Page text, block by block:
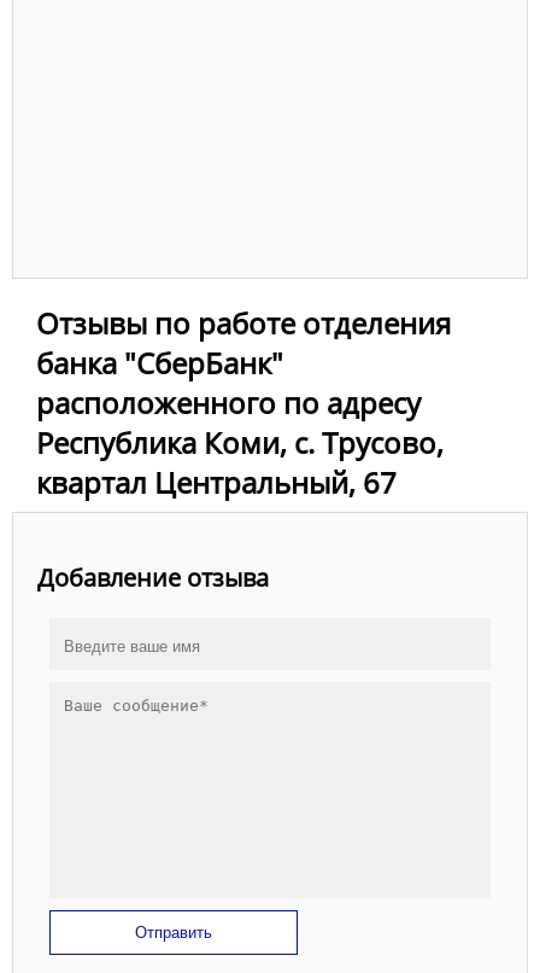
Отзывы по работе отделения
банка "СберБанк"
расположенного по адресу
Республика Коми, с. Трусово,
квартал Центральный, 67
Добавление отзыва
Отправить